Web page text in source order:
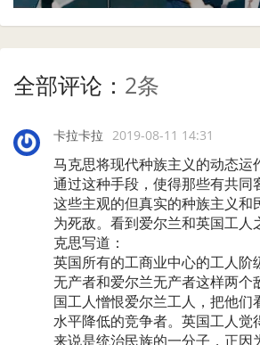
全部评论： 2条
卡拉卡拉 2019-08-11 14:31
马克思将现代种族主义的动态运
通过这种手段，使得那些有共同
这些主观的但真实的种族主义和
为死敌。看到爱尔兰和英国工人
克思写道：
英国所有的工商业中心的工人阶
无产者和爱尔兰无产者这样两个
国工人憎恨爱尔兰工人，把他们
水平降低的竞争者。英国工人觉
来说是统治民族的一分子，正因